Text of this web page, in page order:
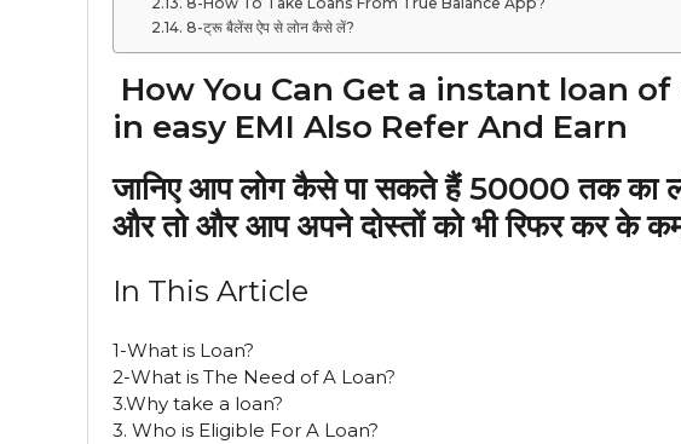
8-ट्रू बैलेंस ऐप से लोन कैसे लें?
How You Can Get a instant loan
in easy EMI Also Refer And Earn
जानिए आप लोग कैसे पा सकते हैं ₹50000 तक का
और तो और आप अपने दोस्तों को भी रिफर कर के
In This Article
1-What is Loan?
2-What is The Need of A Loan?
3.Why take a loan?
3. Who is Eligible For A Loan?